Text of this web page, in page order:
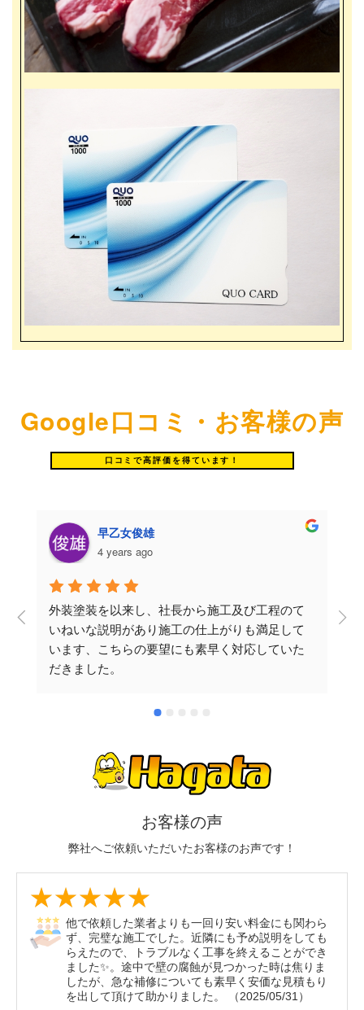
Google口コミ・お客様の声
口コミで高評価を得ています！
早乙女俊雄
4 years ago
外装塗装を以来し、社長から施工及び工程のて
いねいな説明があり施工の仕上がりも満足して
います、こちらの要望にも素早く対応していた
だきました。